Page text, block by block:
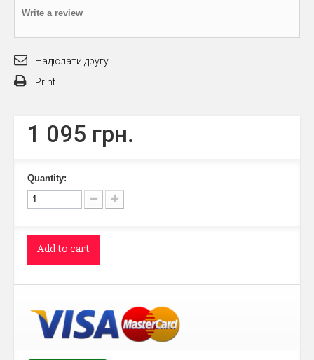
Write a review
Надіслати другу
Print
1 095 грн.
Quantity:
Add to cart